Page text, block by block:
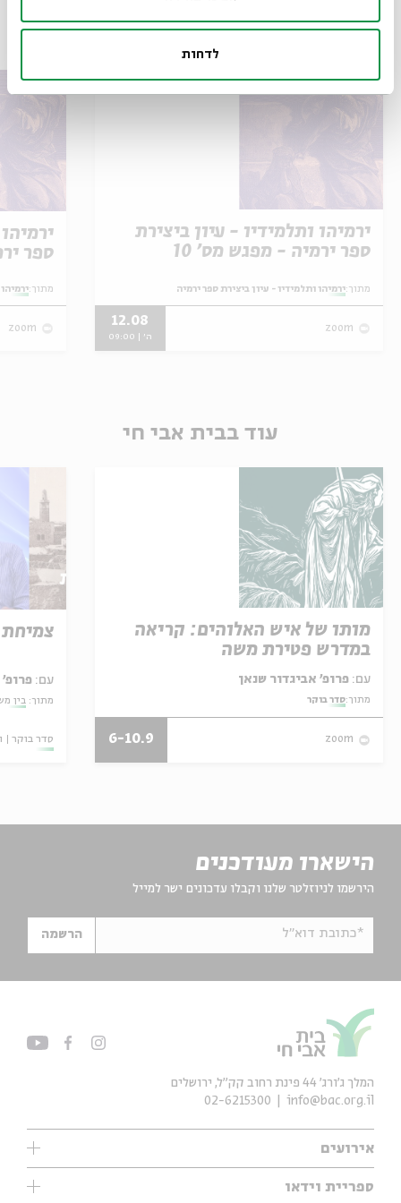
לדחות
אירועים נוספים בסדרה
ירמיהו ותלמידיו - עיון ביצירת
ספר ירמיה - מפגש מס' 10
מתוך:ירמיהו ותלמידיו - עיון ביצירת ספר ירמיה
zoom
12.08
ה' | 09:00
ספר ירמיה -
מתוך:
zoom
עוד בבית אבי חי
מותו של איש האלוהים: קריאה
במדרש פטירת משה
עם:
מתוך:סדר בוקר
zoom
6-10.9
צמיחת
עם:
מתוך: בין
סדר בוקר
הישארו מעודכנים
הירשמו לניוזלטר שלנו וקבלו עדכונים ישר למייל
*כתובת דוא"ל הרשמה
אירועים
עיון
אנגלית
ספריית וידאו
המלך ג'ורג' 44 פינת רחוב קק״ל, ירושלים
info@bac.org.il
02-6215300